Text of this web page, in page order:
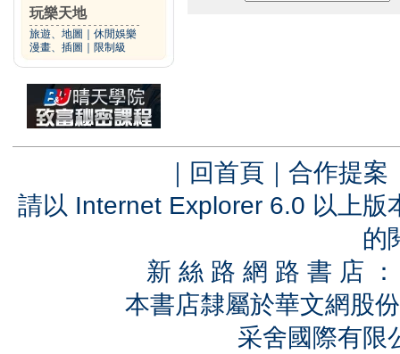
玩樂天地
旅遊、地圖
休閒娛樂
漫畫、插圖
限制級
｜ 回首頁 ｜ 合作提案
請以 Internet Explorer 6.0 以上
的
新 絲 路 網 路 書 店
本書店隸屬於華文網股
采舍國際有